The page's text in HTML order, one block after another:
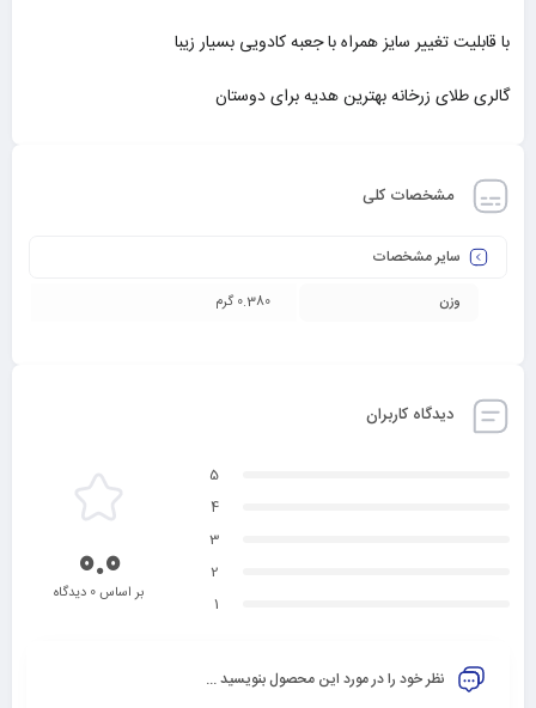
با قابلیت تغییر سایز همراه با جعبه کادویی بسیار زیبا
گالری طلای زرخانه بهترین هدیه برای دوستان
مشخصات کلی
سایر مشخصات
وزن 0.380 گرم
دیدگاه کاربران
5
4
3
2
1
0.0بر اساس 0 دیدگاه
نظر خود را در مورد این محصول بنویسید ...